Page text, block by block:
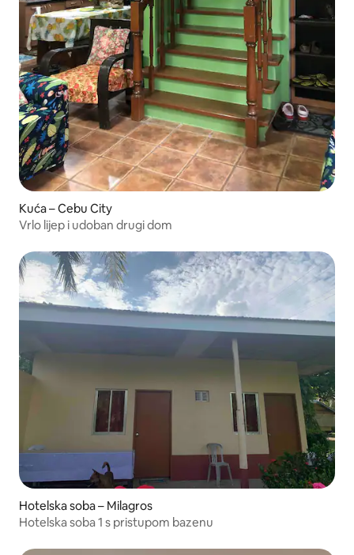
Kuća – Cebu City
Vrlo lijep i udoban drugi dom
Hotelska soba – Milagros
Hotelska soba 1 s pristupom bazenu